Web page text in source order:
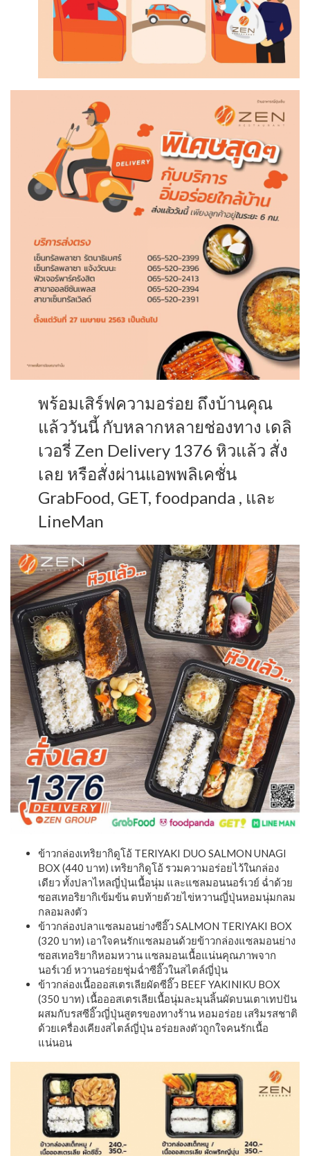
พร้อมเสิร์ฟความอร่อย ถึงบ้านคุณ
แล้ววันนี้ กับหลากหลายช่องทาง เดลิ
เวอรี่ Zen Delivery 1376 หิวแล้ว สั่ง
เลย หรือสั่งผ่านแอพพลิเคชั่น
GrabFood, GET, foodpanda , และ
LineMan
ข้าวกล่องเทริยากิดูโอ้ TERIYAKI DUO SALMON UNAGI
BOX (440 บาท) เทริยากิดูโอ้ รวมความอร่อยไว้ในกล่อง
เดียว ทั้งปลาไหลญี่ปุ่นเนื้อนุ่ม และแซลมอนนอร์เวย์ ฉ่ำด้วย
ซอสเทอริยากิเข้มข้น ตบท้ายด้วยไข่หวานญี่ปุ่นหอมนุ่มกลม
กลอมลงตัว
ข้าวกล่องปลาแซลมอนย่างซีอิ๊ว SALMON TERIYAKI BOX
(320 บาท) เอาใจคนรักแซลมอนด้วยข้าวกล่องแซลมอนย่าง
ซอสเทอริยากิหอมหวาน แซลมอนเนื้อแน่นคุณภาพจาก
นอร์เวย์ หวานอร่อยชุ่มฉ่ำซีอิ๊วในสไตล์ญี่ปุ่น
ข้าวกล่องเนื้อออสเตรเลียผัดซีอิ๊ว BEEF YAKINIKU BOX
(350 บาท) เนื้อออสเตรเลียเนื้อนุ่มละมุนลิ้นผัดบนเตาเทปปัน
ผสมกับรสซีอิ๊วญี่ปุ่นสูตรของทางร้าน หอมอร่อย เสริมรสชาติ
ด้วยเครื่องเคียงสไตล์ญี่ปุ่น อร่อยลงตัวถูกใจคนรักเนื้อ
แน่นอน